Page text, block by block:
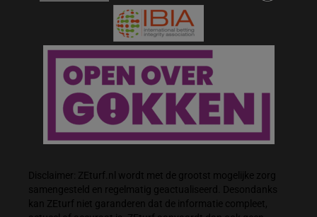
Disclaimer: ZEturf.nl wordt met de grootst mogelijke zorg
samengesteld en regelmatig geactualiseerd. Desondanks
kan ZEturf niet garanderen dat de informatie compleet,